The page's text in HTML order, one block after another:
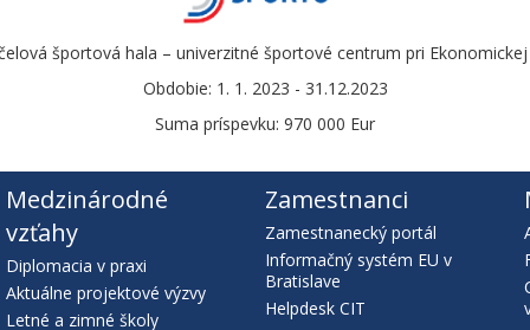
iniciatívy na podporu zásad riadenia rozmanitosti a zdieľania
je zabezpečiť účinnú ochranu pred diskrimináciou, lepšie
športová hala – univerzitné športové centrum pri
Obdobie: 1. 1. 2023 - 31.12.2023
Suma príspevku: 970 000 Eur
Medzinárodné
vzťahy
Diplomacia v praxi
Aktuálne projektové výzvy
Letné a zimné školy
Zamestnanci
Zamestnanecký portál
Informačný systém EU v
Bratislave
Helpdesk CIT